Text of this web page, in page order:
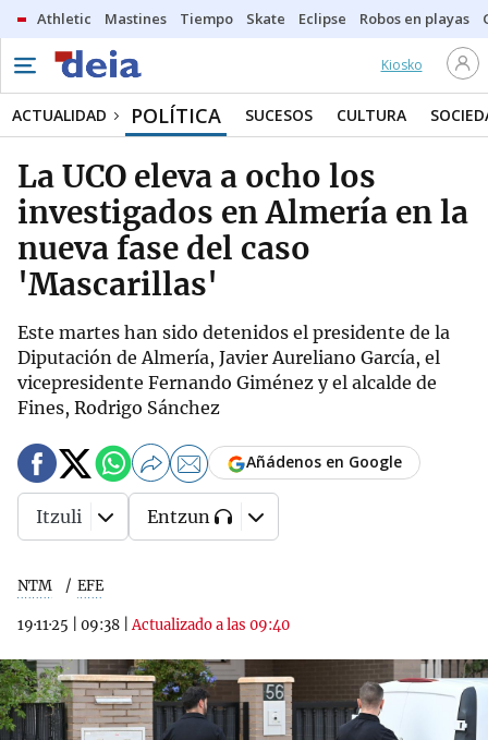
Athletic Mastines Tiempo Skate Eclipse Robos en playas
Kiosko
ACTUALIDAD POLÍTICA SUCESOS CULTURA
La UCO eleva a ocho los
investigados en Almería en la
nueva fase del caso
'Mascarillas'
Este martes han sido detenidos el presidente de la
Diputación de Almería, Javier Aureliano García, el
vicepresidente Fernando Giménez y el alcalde de
Fines, Rodrigo Sánchez
NTM EFE
19·11·25 09:38 |Actualizado a las 09:40
Añádenos en Google
Itzuli Entzun